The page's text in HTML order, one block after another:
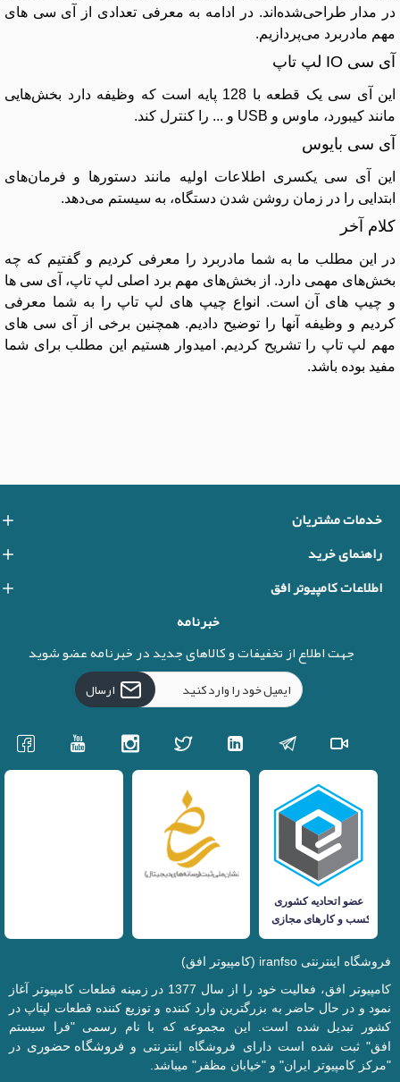
در مدار طراحی‌شده‌اند. در ادامه به معرفی تعدادی از آی سی های
مهم مادربرد می‌پردازیم.
آی سی IO لپ تاپ
این آی سی یک قطعه با 128 پایه است که وظیفه دارد بخش‌هایی
مانند کیبورد، ماوس و USB و ... را کنترل کند.
آی سی بایوس
این آی سی یکسری اطلاعات اولیه مانند دستورها و فرمان‌های
ابتدایی را در زمان روشن شدن دستگاه، به سیستم می‌دهد.
کلام آخر
در این مطلب ما به شما مادربرد را معرفی کردیم و گفتیم که چه
بخش‌های مهمی دارد. از بخش‌های مهم برد اصلی لپ تاپ، آی سی ها
و چیپ های آن است. انواع چیپ های لپ تاپ را به شما معرفی
کردیم و وظیفه آنها را توضیح دادیم. همچنین برخی از آی سی های
مهم لپ تاپ را تشریح کردیم. امیدوار هستیم این مطلب برای شما
مفید بوده باشد.
خدمات مشتریان
راهنمای خرید
اطلاعات کامپیوتر افق
خبرنامه
جهت اطلاع از تخفیفات و کالاهای جدید در خبرنامه عضو شوید
ارسال
فروشگاه اینترنتی iranfso (کامپیوتر افق)
کامپیوتر افق، فعالیت خود را از سال 1377 در زمینه قطعات کامپیوتر آغاز
نمود و در حال حاضر به بزرگترین وارد کننده و توزیع کننده قطعات لپتاپ در
کشور تبدیل شده است. این مجموعه که با نام رسمی "فرا سیستم
افق" ثبت شده است دارای فروشگاه اینترنتی و فروشگاه حضوری در
"مرکز کامپیوتر ایران" و "خیابان مظفر" میباشد.